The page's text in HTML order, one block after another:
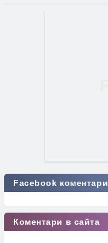
Facebook коментари
Коментари в сайта